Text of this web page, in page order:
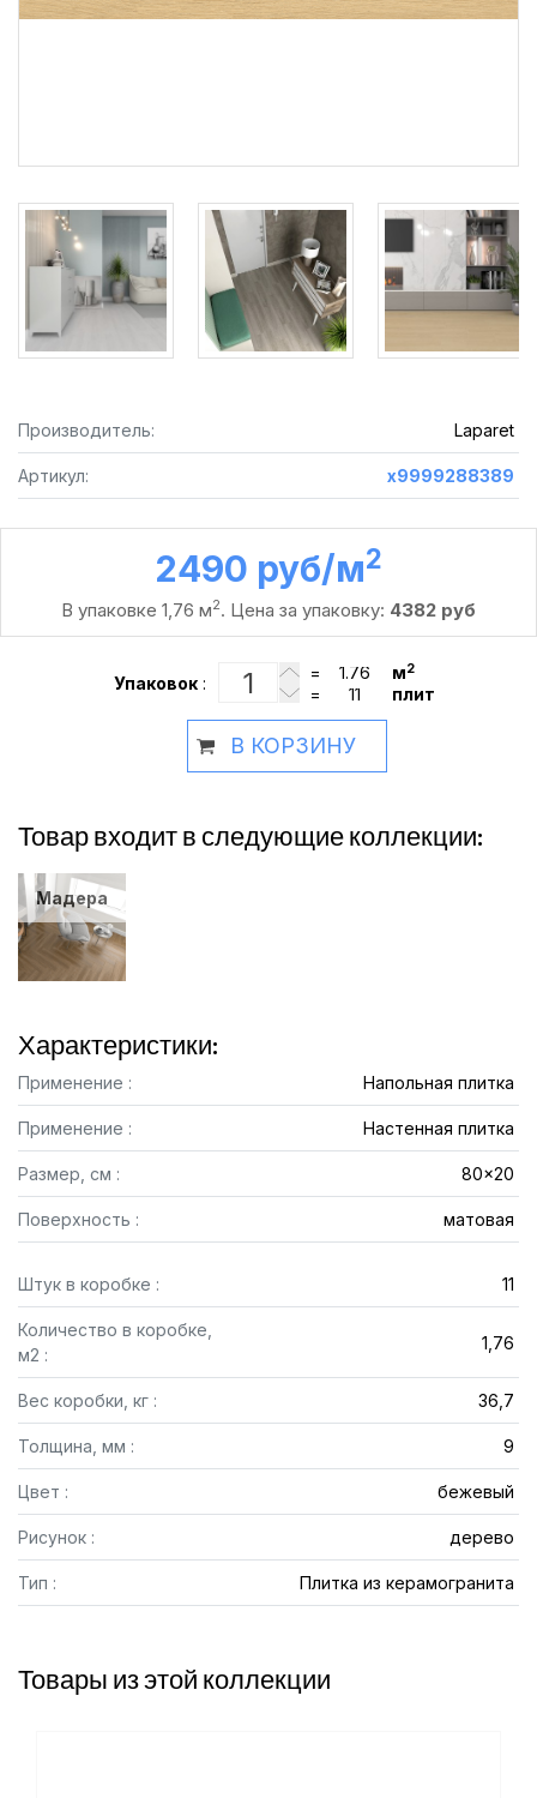
Производитель: Laparet
Артикул: х9999288389
2490 руб /м2
В упаковке 1,76 м2. Цена за упаковку: 4382 руб
Упаковок :
= м2
= плит
В КОРЗИНУ
Товар входит в следующие коллекции:
Мадера
Характеристики:
Применение : Напольная плитка
Применение : Настенная плитка
Размер, см : 80x20
Поверхность : матовая
Штук в коробке : 11
Количество в коробке,
м2 :
1,76
Вес коробки, кг : 36,7
Толщина, мм : 9
Цвет : бежевый
Рисунок : дерево
Тип : Плитка из керамогранита
Товары из этой коллекции